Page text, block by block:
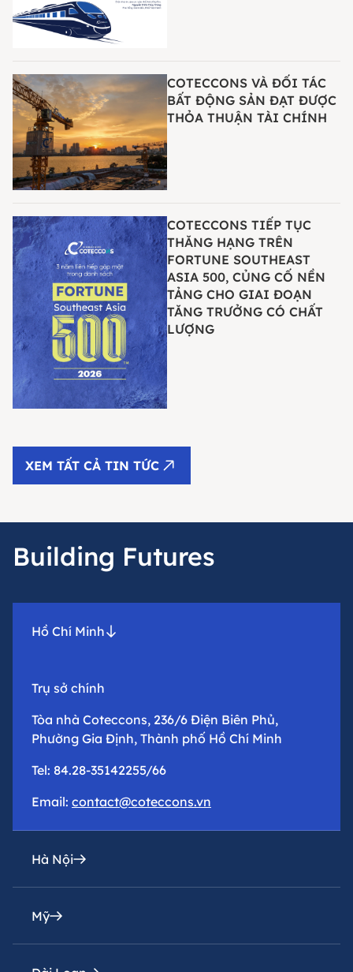
XEM TẤT CẢ TIN TỨC
COTECCONS VÀ ĐỐI TÁC
BẤT ĐỘNG SẢN ĐẠT ĐƯỢC
THỎA THUẬN TÀI CHÍNH
COTECCONS TIẾP TỤC
THĂNG HẠNG TRÊN
FORTUNE SOUTHEAST
ASIA 500, CỦNG CỐ NỀN
TẢNG CHO GIAI ĐOẠN
TĂNG TRƯỞNG CÓ CHẤT
LƯỢNG
Building Futures
Hồ Chí Minh
Trụ sở chính
Tòa nhà Coteccons, 236/6 Điện Biên Phủ,
Phường Gia Định, Thành phố Hồ Chí Minh
Tel: 84.28-35142255/66
Email: contact@coteccons.vn
Hà Nội
Văn phòng đại diện
Tầng 8 – Tháp 2 – Tòa Capital Place – Số 29 Liễu
Giai, Phường Ba Đình, Thành phố Hà Nội
Mỹ